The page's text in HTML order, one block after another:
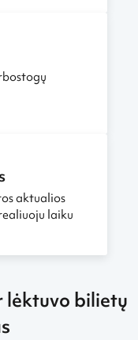
aktualios
laiku
lėktuvo bilietų